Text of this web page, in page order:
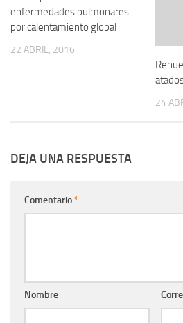
enfermedades pulmonares
por calentamiento global
22 ABRIL, 2016
24
DEJA UNA RESPUESTA
Comentario*
Nombre